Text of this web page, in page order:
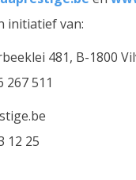
initiatief van:
481, B-1800
267 511
12 25